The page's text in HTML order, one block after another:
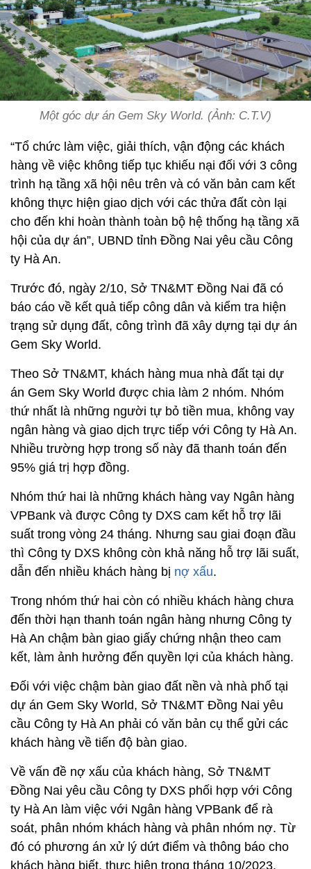
Một góc dự án Gem Sky World. (Ảnh: C.T.V)
“Tổ chức làm việc, giải thích, vận động các khách
hàng về việc không tiếp tục khiếu nại đối với 3 công
trình hạ tầng xã hội nêu trên và có văn bản cam kết
không thực hiện giao dịch với các thửa đất còn lại
cho đến khi hoàn thành toàn bộ hệ thống hạ tầng xã
hội của dự án”, UBND tỉnh Đồng Nai yêu cầu Công
ty Hà An.
Trước đó, ngày 2/10, Sở TN&MT Đồng Nai đã có
báo cáo về kết quả tiếp công dân và kiểm tra hiện
trạng sử dụng đất, công trình đã xây dựng tại dự án
Gem Sky World.
Theo Sở TN&MT, khách hàng mua nhà đất tại dự
án Gem Sky World được chia làm 2 nhóm. Nhóm
thứ nhất là những người tự bỏ tiền mua, không vay
ngân hàng và giao dịch trực tiếp với Công ty Hà An.
Nhiều trường hợp trong số này đã thanh toán đến
95% giá trị hợp đồng.
Nhóm thứ hai là những khách hàng vay Ngân hàng
VPBank và được Công ty DXS cam kết hỗ trợ lãi
suất trong vòng 24 tháng. Nhưng sau giai đoạn đầu
thì Công ty DXS không còn khả năng hỗ trợ lãi suất,
dẫn đến nhiều khách hàng bị nợ xấu.
Trong nhóm thứ hai còn có nhiều khách hàng chưa
đến thời hạn thanh toán ngân hàng nhưng Công ty
Hà An chậm bàn giao giấy chứng nhận theo cam
kết, làm ảnh hưởng đến quyền lợi của khách hàng.
Đối với việc chậm bàn giao đất nền và nhà phố tại
dự án Gem Sky World, Sở TN&MT Đồng Nai yêu
cầu Công ty Hà An phải có văn bản cụ thể gửi các
khách hàng về tiến độ bàn giao.
Về vấn đề nợ xấu của khách hàng, Sở TN&MT
Đồng Nai yêu cầu Công ty DXS phối hợp với Công
ty Hà An làm việc với Ngân hàng VPBank để rà
soát, phân nhóm khách hàng và phân nhóm nợ. Từ
đó có phương án xử lý dứt điểm và thông báo cho
khách hàng biết, thực hiện trong tháng 10/2023.